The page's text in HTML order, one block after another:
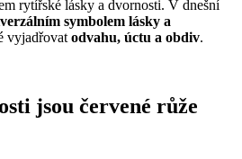
rytířské lásky a dvornosti. V dnešní
symbolem lásky a
vyjadřovat odvahu, úctu a obdiv.
jsou červené růže